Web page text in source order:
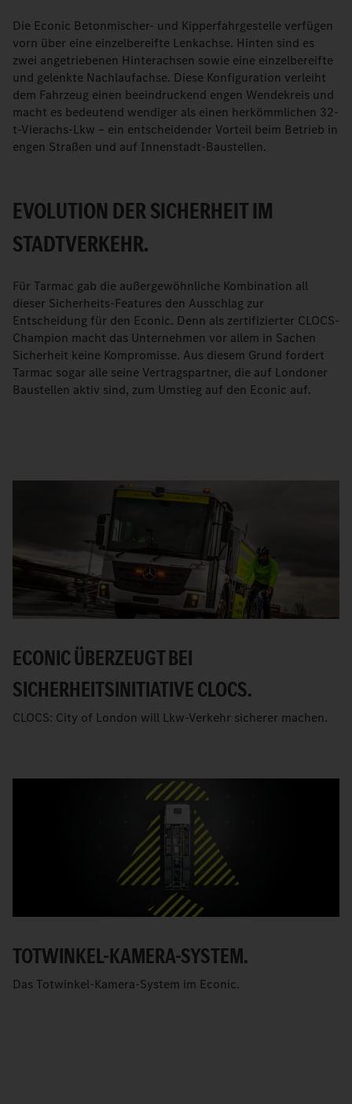
Die Econic Betonmischer- und Kipperfahrgestelle verfügen
vorn über eine einzelbereifte Lenkachse. Hinten sind es
zwei angetriebenen Hinterachsen sowie eine einzelbereifte
und gelenkte Nachlaufachse. Diese Konfiguration verleiht
dem Fahrzeug einen beeindruckend engen Wendekreis und
macht es bedeutend wendiger als einen herkömmlichen 32-
t-Vierachs-Lkw – ein entscheidender Vorteil beim Betrieb in
engen Straßen und auf Innenstadt-Baustellen.
EVOLUTION DER SICHERHEIT IM
STADTVERKEHR.
Für Tarmac gab die außergewöhnliche Kombination all
dieser Sicherheits-Features den Ausschlag zur
Entscheidung für den Econic. Denn als zertifizierter CLOCS-
Champion macht das Unternehmen vor allem in Sachen
Sicherheit keine Kompromisse. Aus diesem Grund fordert
Tarmac sogar alle seine Vertragspartner, die auf Londoner
Baustellen aktiv sind, zum Umstieg auf den Econic auf.
ECONIC ÜBERZEUGT BEI
SICHERHEITSINITIATIVE CLOCS.
CLOCS: City of London will Lkw-Verkehr sicherer machen.
TOTWINKEL-KAMERA-SYSTEM.
Das Totwinkel-Kamera-System im Econic.